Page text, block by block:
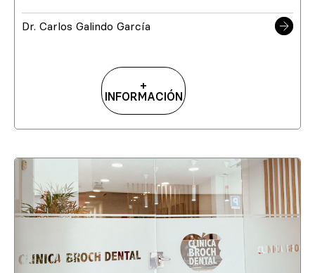
Dr. Carlos Galindo García
+
INFORMACIÓN